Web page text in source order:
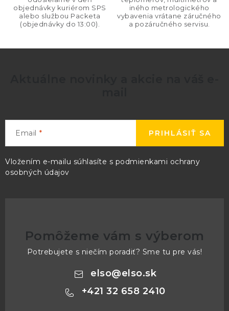
ý
objednávky kuriérom SPS
alebo službou Packeta
(objednávky do 13:00).
iného metrologického
vybavenia vrátane záručného
a pozáručného servisu.
Email
Vložením e-mailu súhlasíte s podmienkami ochrany
osobných údajov
PRIHLÁSIŤ SA
Pomôžeme vám s výberom
Potrebujete s niečím poradiť? Sme tu pre vás!
elso@elso.sk
+421 32 658 2410